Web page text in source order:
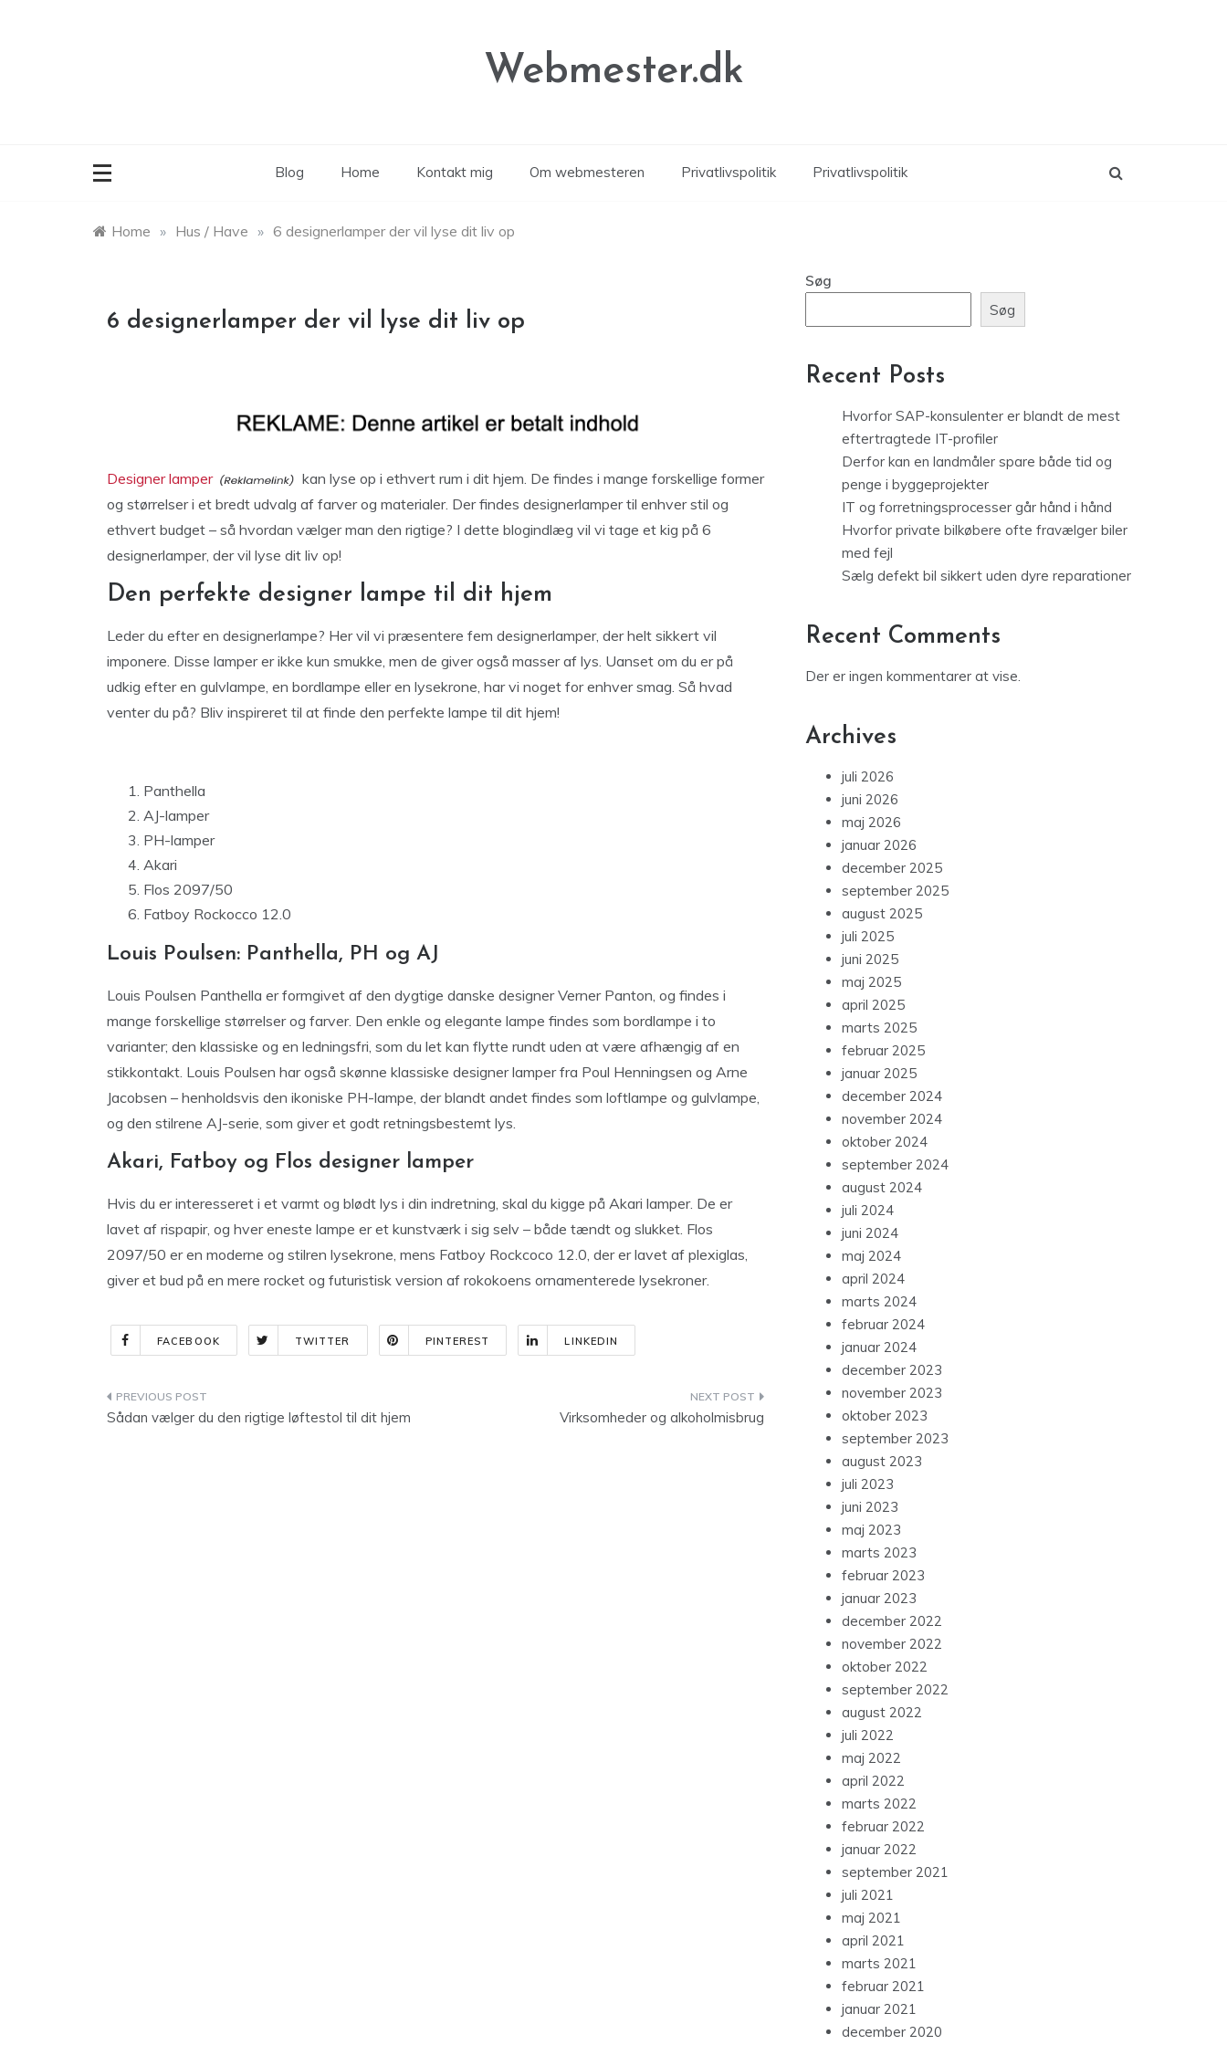
Webmester.dk
Blog Home Kontakt mig Om webmesteren Privatlivspolitik Privatlivspolitik
Home » Hus / Have » 6 designerlamper der vil lyse dit liv op
6 designerlamper der vil lyse dit liv op
Designer lamper
kan lyse op i ethvert rum i dit hjem. De findes i mange forskellige former
og størrelser i et bredt udvalg af farver og materialer. Der findes designerlamper til enhver stil og
ethvert budget – så hvordan vælger man den rigtige? I dette blogindlæg vil vi tage et kig på 6
designerlamper, der vil lyse dit liv op!
Den perfekte designer lampe til dit hjem
Leder du efter en designerlampe? Her vil vi præsentere fem designerlamper, der helt sikkert vil
imponere. Disse lamper er ikke kun smukke, men de giver også masser af lys. Uanset om du er på
udkig efter en gulvlampe, en bordlampe eller en lysekrone, har vi noget for enhver smag. Så hvad
venter du på? Bliv inspireret til at finde den perfekte lampe til dit hjem!
Panthella
AJ-lamper
PH-lamper
Akari
Flos 2097/50
Fatboy Rockocco 12.0
Louis Poulsen: Panthella, PH og AJ
Louis Poulsen Panthella er formgivet af den dygtige danske designer Verner Panton, og findes i
mange forskellige størrelser og farver. Den enkle og elegante lampe findes som bordlampe i to
varianter; den klassiske og en ledningsfri, som du let kan flytte rundt uden at være afhængig af en
stikkontakt. Louis Poulsen har også skønne klassiske designer lamper fra Poul Henningsen og Arne
Jacobsen – henholdsvis den ikoniske PH-lampe, der blandt andet findes som loftlampe og gulvlampe,
og den stilrene AJ-serie, som giver et godt retningsbestemt lys.
Akari, Fatboy og Flos designer lamper
Hvis du er interesseret i et varmt og blødt lys i din indretning, skal du kigge på Akari lamper. De er
lavet af rispapir, og hver eneste lampe er et kunstværk i sig selv – både tændt og slukket. Flos
2097/50 er en moderne og stilren lysekrone, mens Fatboy Rockcoco 12.0, der er lavet af plexiglas,
giver et bud på en mere rocket og futuristisk version af rokokoens ornamenterede lysekroner.
FACEBOOK TWITTER PINTEREST LINKEDIN
Indlægsnavigation
Sådan vælger du den rigtige løftestol til dit hjem Virksomheder og alkoholmisbrug
Søg
Søg
Recent Posts
Hvorfor SAP-konsulenter er blandt de mest
eftertragtede IT-profiler
Derfor kan en landmåler spare både tid og
penge i byggeprojekter
IT og forretningsprocesser går hånd i hånd
Hvorfor private bilkøbere ofte fravælger biler
med fejl
Sælg defekt bil sikkert uden dyre reparationer
Recent Comments
Der er ingen kommentarer at vise.
Archives
juli 2026
juni 2026
maj 2026
januar 2026
december 2025
september 2025
august 2025
juli 2025
juni 2025
maj 2025
april 2025
marts 2025
februar 2025
januar 2025
december 2024
november 2024
oktober 2024
september 2024
august 2024
juli 2024
juni 2024
maj 2024
april 2024
marts 2024
februar 2024
januar 2024
december 2023
november 2023
oktober 2023
september 2023
august 2023
juli 2023
juni 2023
maj 2023
marts 2023
februar 2023
januar 2023
december 2022
november 2022
oktober 2022
september 2022
august 2022
juli 2022
maj 2022
april 2022
marts 2022
februar 2022
januar 2022
september 2021
juli 2021
maj 2021
april 2021
marts 2021
februar 2021
januar 2021
december 2020